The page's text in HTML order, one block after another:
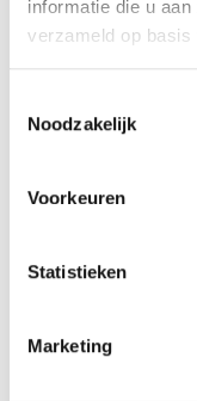
informatie die u
verzameld op
Noodzakelijk
Voorkeuren
Statistieken
Marketing
Keuze faciliteit